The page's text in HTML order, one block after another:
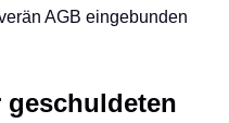
AGB eingebunden
geschuldeten